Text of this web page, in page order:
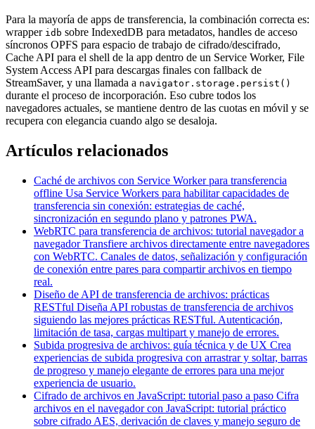
Para la mayoría de apps de transferencia, la combinación correcta es:
wrapper idb sobre IndexedDB para metadatos, handles de acceso
síncronos OPFS para espacio de trabajo de cifrado/descifrado,
Cache API para el shell de la app dentro de un Service Worker, File
System Access API para descargas finales con fallback de
StreamSaver, y una llamada a navigator.storage.persist()
durante el proceso de incorporación. Eso cubre todos los
navegadores actuales, se mantiene dentro de las cuotas en móvil y se
recupera con elegancia cuando algo se desaloja.
Artículos relacionados
Caché de archivos con Service Worker para transferencia
offline Usa Service Workers para habilitar capacidades de
transferencia sin conexión: estrategias de caché,
sincronización en segundo plano y patrones PWA.
WebRTC para transferencia de archivos: tutorial navegador a
navegador Transfiere archivos directamente entre navegadores
con WebRTC. Canales de datos, señalización y configuración
de conexión entre pares para compartir archivos en tiempo
real.
Diseño de API de transferencia de archivos: prácticas
RESTful Diseña API robustas de transferencia de archivos
siguiendo las mejores prácticas RESTful. Autenticación,
limitación de tasa, cargas multipart y manejo de errores.
Subida progresiva de archivos: guía técnica y de UX Crea
experiencias de subida progresiva con arrastrar y soltar, barras
de progreso y manejo elegante de errores para una mejor
experiencia de usuario.
Cifrado de archivos en JavaScript: tutorial paso a paso Cifra
archivos en el navegador con JavaScript: tutorial práctico
sobre cifrado AES, derivación de claves y manejo seguro de